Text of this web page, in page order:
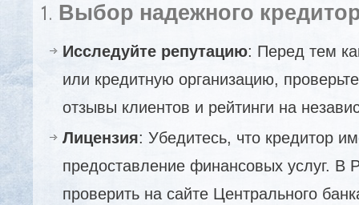
1. Выбор надежного
Исследуйте репутацию: Перед тем
или кредитную организацию,
отзывы клиентов и рейтинги на
Лицензия: Убедитесь, что кредитор
предоставление финансовых услуг. В
проверить на сайте Центрального